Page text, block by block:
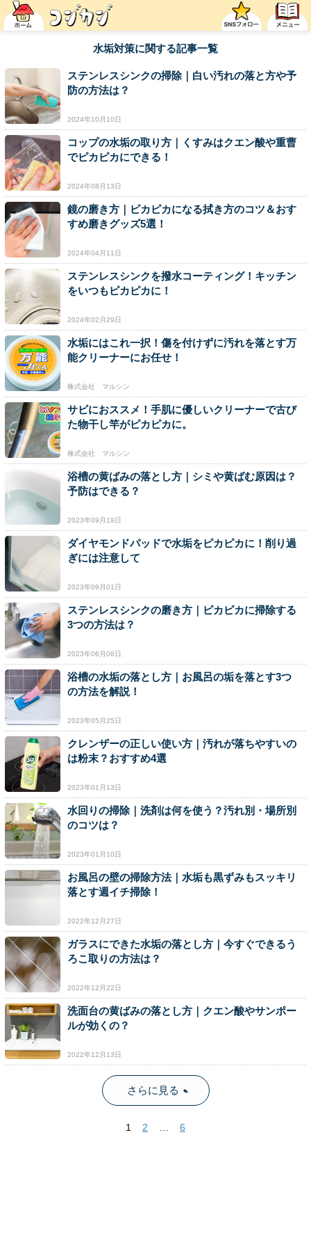
水垢対策に関する記事一覧
ステンレスシンクの掃除｜白い汚れの落と方や予
防の方法は？
2024年10月10日
コップの水垢の取り方｜くすみはクエン酸や重曹
でピカピカにできる！
2024年08月13日
鏡の磨き方｜ピカピカになる拭き方のコツ＆おす
すめ磨きグッズ5選！
2024年04月11日
ステンレスシンクを撥水コーティング！キッチン
をいつもピカピカに！
2024年02月29日
水垢にはこれ一択！傷を付けずに汚れを落とす万
能クリーナーにお任せ！
株式会社 マルシン
サビにおススメ！手肌に優しいクリーナーで古び
た物干し竿がピカピカに。
株式会社 マルシン
浴槽の黄ばみの落とし方｜シミや黄ばむ原因は？
予防はできる？
2023年09月19日
ダイヤモンドパッドで水垢をピカピカに！削り過
ぎには注意して
2023年09月01日
ステンレスシンクの磨き方｜ピカピカに掃除する
3つの方法は？
2023年06月08日
浴槽の水垢の落とし方｜お風呂の垢を落とす3つ
の方法を解説！
2023年05月25日
クレンザーの正しい使い方｜汚れが落ちやすいの
は粉末？おすすめ4選
2023年01月13日
水回りの掃除｜洗剤は何を使う？汚れ別・場所別
のコツは？
2023年01月10日
お風呂の壁の掃除方法｜水垢も黒ずみもスッキリ
落とす週イチ掃除！
2022年12月27日
ガラスにできた水垢の落とし方｜今すぐできるう
ろこ取りの方法は？
2022年12月22日
洗面台の黄ばみの落とし方｜クエン酸やサンポー
ルが効くの？
2022年12月13日
さらに見る
1 2 6